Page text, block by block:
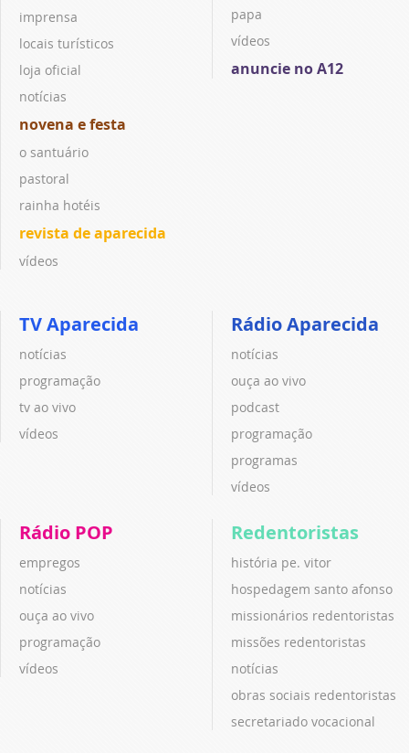
imprensa
locais turísticos
loja oficial
notícias
novena e festa
o santuário
pastoral
rainha hotéis
revista de aparecida
vídeos
papa
vídeos
anuncie no A12
TV Aparecida
notícias
programação
tv ao vivo
vídeos
Rádio Aparecida
notícias
ouça ao vivo
podcast
programação
programas
vídeos
Rádio POP
empregos
notícias
ouça ao vivo
programação
vídeos
Redentoristas
história pe. vitor
hospedagem santo afonso
missionários redentoristas
missões redentoristas
notícias
obras sociais redentoristas
secretariado vocacional